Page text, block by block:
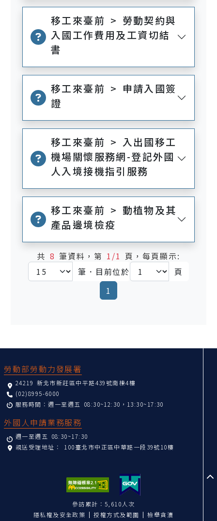
移工來臺前 > 勞動契約與
入國工作費用及工資切結
書
移工來臺前 > 申請入國簽
證
移工來臺前 > 入出國移工
機場關懷服務網-登記外國
人入境接機指引服務
移工來臺前 > 動植物及其
產品邊境檢疫
共 8筆資料，第 1/1 頁，每頁顯示:
筆．目前位於
頁
1
勞動部勞動力發展署
24219 新北市新莊區中平路439號南棟4樓
(02)8995-6000
服務時間：週一至週五 08:30~12:30，13:30~17:30
外國人申請業務服務
週一至週五 08:30~17:30
親送受理地址： 100臺北市中正區中華路一段39號10樓
參訪累計：5,610人次
隱私權及安全政策
授權方式及範圍 檢舉貪瀆
至